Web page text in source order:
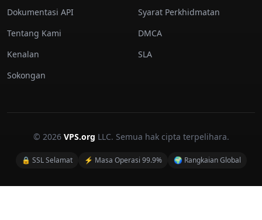
Dokumentasi API
Tentang Kami
Kenalan
Sokongan
Syarat Perkhidmatan
DMCA
SLA
© 2026 VPS.org LLC. Semua hak cipta terpelihara.
🔒 SSL Selamat ⚡ Masa Operasi 99.9% 🌍 Rangkaian Global